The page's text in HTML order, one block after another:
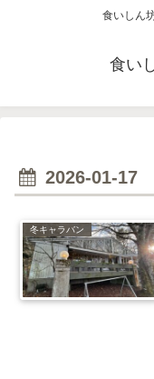
食いしん
食い
2026-01-17
冬キャラバン